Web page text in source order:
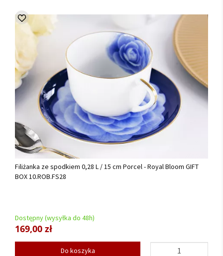
Filiżanka ze spodkiem 0,28 L / 15 cm Porcel - Royal Bloom GIFT
BOX 10.ROB.FS28
Dostępny (wysyłka do 48h)
169,00 zł
Do koszyka